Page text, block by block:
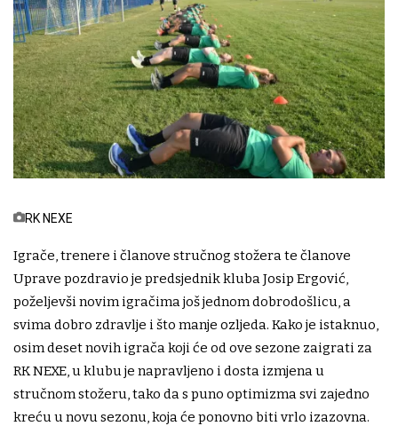
RK NEXE
Igrače, trenere i članove stručnog stožera te članove
Uprave pozdravio je predsjednik kluba Josip Ergović,
poželjevši novim igračima još jednom dobrodošlicu, a
svima dobro zdravlje i što manje ozljeda. Kako je istaknuo,
osim deset novih igrača koji će od ove sezone zaigrati za
RK NEXE, u klubu je napravljeno i dosta izmjena u
stručnom stožeru, tako da s puno optimizma svi zajedno
kreću u novu sezonu, koja će ponovno biti vrlo izazovna.